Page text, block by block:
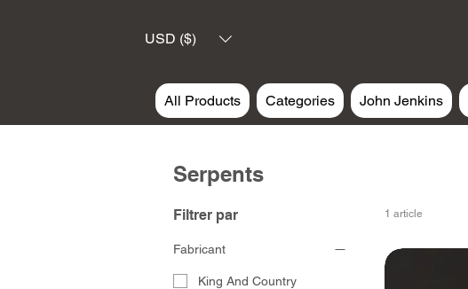
USD ($)
All Products Categories John Jenkins
Serpents
Filtrer par
Fabricant
King And Country
1 article